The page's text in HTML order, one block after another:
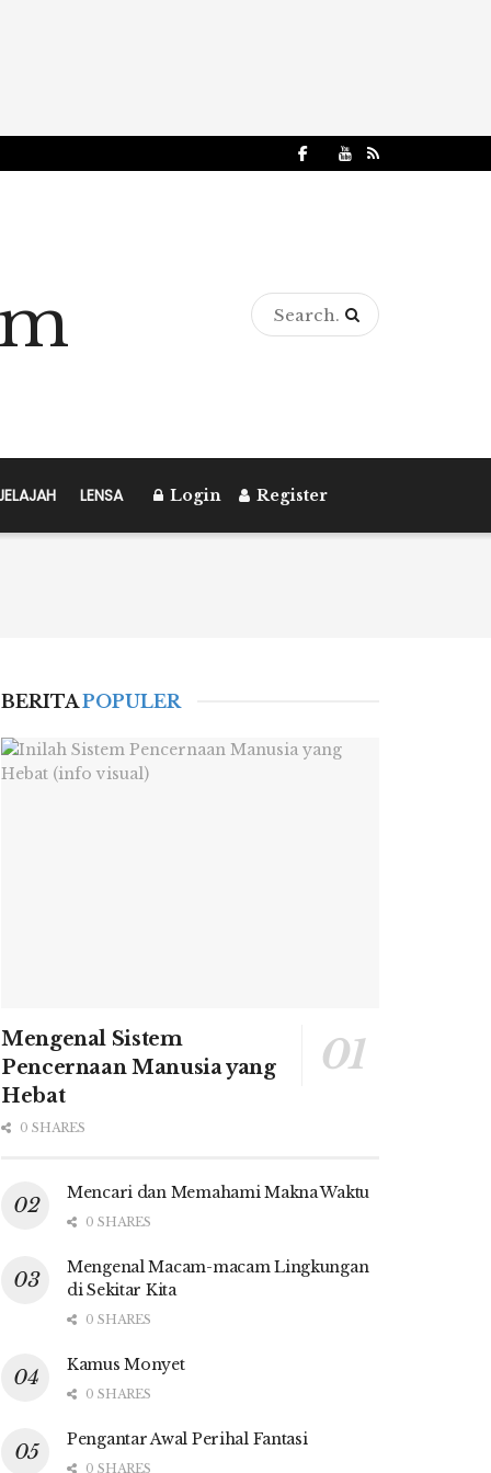
LENSA Login Register
BERITAPOPULER
Mengenal Sistem
Pencernaan Manusia yang
Hebat
0 SHARES
Mencari dan Memahami Makna Waktu
0 SHARES
Mengenal Macam-macam Lingkungan
di Sekitar Kita
0 SHARES
Kamus Monyet
0 SHARES
Pengantar Awal Perihal Fantasi
0 SHARES